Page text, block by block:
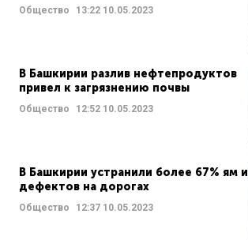
Общество 13:22 10.05.2023
В Башкирии разлив нефтепродуктов
привел к загрязнению почвы
Общество 12:52 10.05.2023
В Башкирии устранили более 67% ям и
дефектов на дорогах
Общество 12:37 10.05.2023